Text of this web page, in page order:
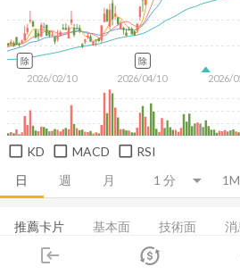
login
市場
日 週 月 1M
2026/02/10 2026/04/10 2026/
除 除
KD MACD RSI
推薦卡片 基本面 技術面 消
集保分布 基本概況 股